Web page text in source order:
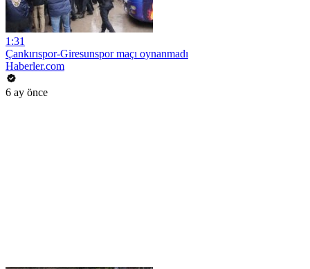
1:31
Çankırıspor-Giresunspor maçı oynanmadı
Haberler.com
6 ay önce